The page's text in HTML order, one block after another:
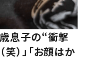
息子の“衝撃
）」「お顔はか